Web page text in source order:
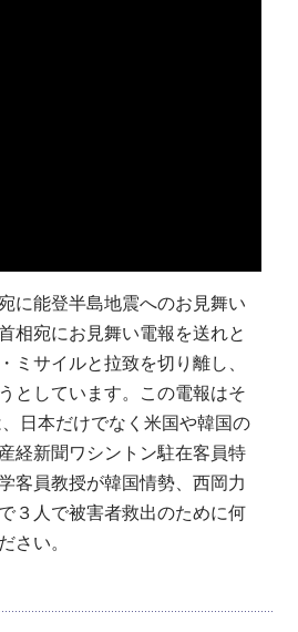
に能登半島地震へのお見舞い
相宛にお見舞い電報を送れと
ミサイルと拉致を切り離し、
としています。この電報はそ
日本だけでなく米国や韓国の
経新聞ワシントン駐在客員特
客員教授が韓国情勢、西岡力
３人で被害者救出のために何
さい。